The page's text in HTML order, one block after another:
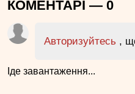
КОМЕНТАРІ — 0
Авторизуйтесь ,
Іде завантаження...